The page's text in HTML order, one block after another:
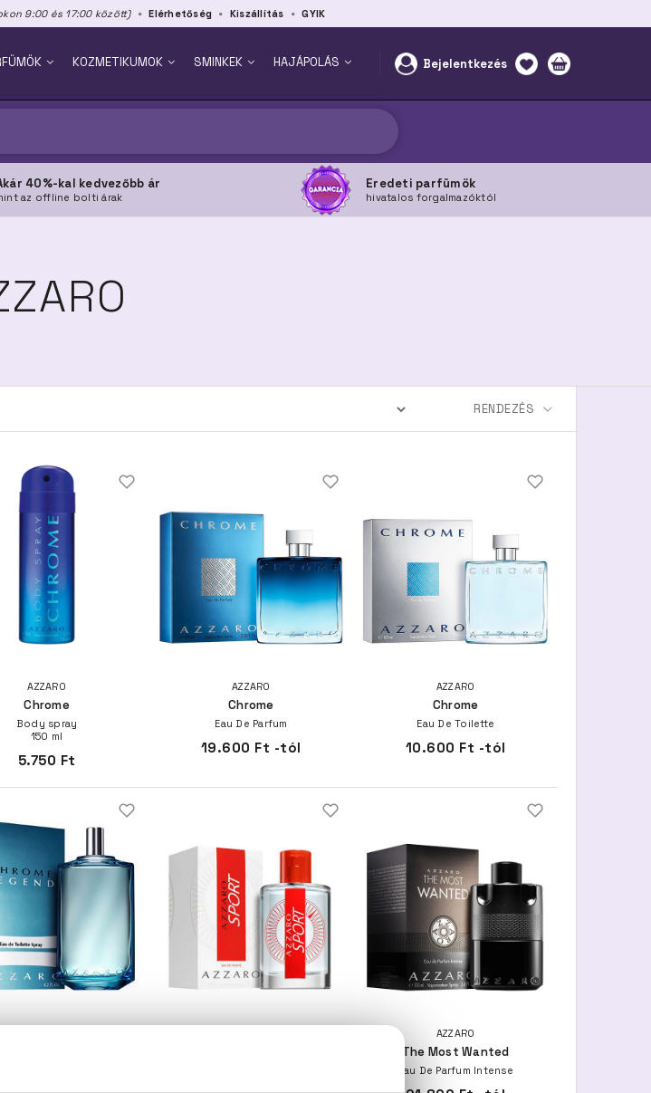
9:00 és 17:00 között) Elérhetőség Kiszállítás GYIK
KOZMETIKUMOK SMINKEK HAJÁPOLÁS Bejelentkezés
40%-kal kedvezőbb ár
az offline bolti árak
Eredeti parfümök
hivatalos forgalmazóktól
AZZARO
Chrome
Body spray
150 ml
5.750 Ft
AZZARO
Chrome
Eau De Parfum
19.600 Ft -tól
AZZARO
Chrome
Eau De Toilette
10.600 Ft -tól
AZZARO
The Most Wanted
Eau De Parfum Intense